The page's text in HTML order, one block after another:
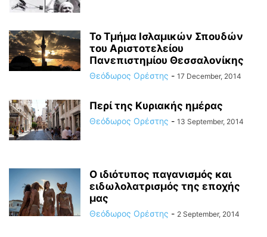
Το Τμήμα Ισλαμικών Σπουδών
του Αριστοτελείου
Πανεπιστημίου Θεσσαλονίκης
Θεόδωρος Ορέστης - 17 December, 2014
Περί της Κυριακής ημέρας
Θεόδωρος Ορέστης - 13 September, 2014
Ο ιδιότυπος παγανισμός και
ειδωλολατρισμός της εποχής
μας
Θεόδωρος Ορέστης - 2 September, 2014